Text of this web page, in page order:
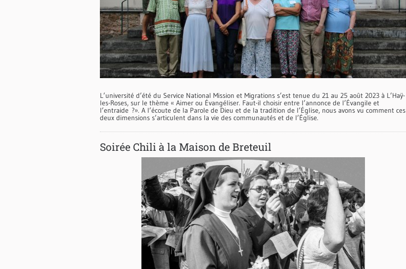
L’université d’été du Service National Mission et Migrations s’est tenue du 21 au 25 août 2023 à L’Haÿ-
les-Roses, sur le thème « Aimer ou Évangéliser. Faut-il choisir entre l’annonce de l’Évangile et
l’entraide ?». A l’écoute de la Parole de Dieu et de la tradition de l’Église, nous avons vu comment ces
deux dimensions s’articulent dans la vie des communautés et de l’Église.
Soirée Chili à la Maison de Breteuil